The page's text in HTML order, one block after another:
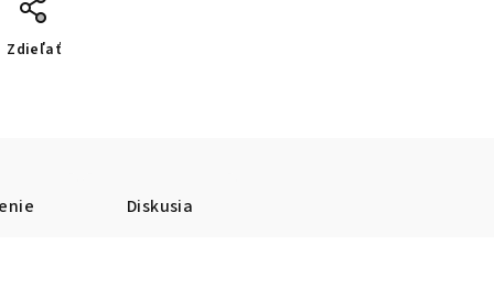
Zdieľať
Diskusia